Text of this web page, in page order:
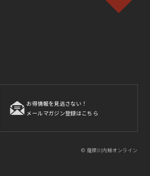
お得情報を見逃さない！
メールマガジン登録はこちら
© 薩摩川内鰻オンライン